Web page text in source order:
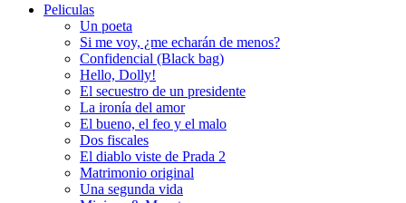
Peliculas
Un poeta
Si me voy, ¿me echarán de menos?
Confidencial (Black bag)
Hello, Dolly!
El secuestro de un presidente
La ironía del amor
El bueno, el feo y el malo
Dos fiscales
El diablo viste de Prada 2
Matrimonio original
Una segunda vida